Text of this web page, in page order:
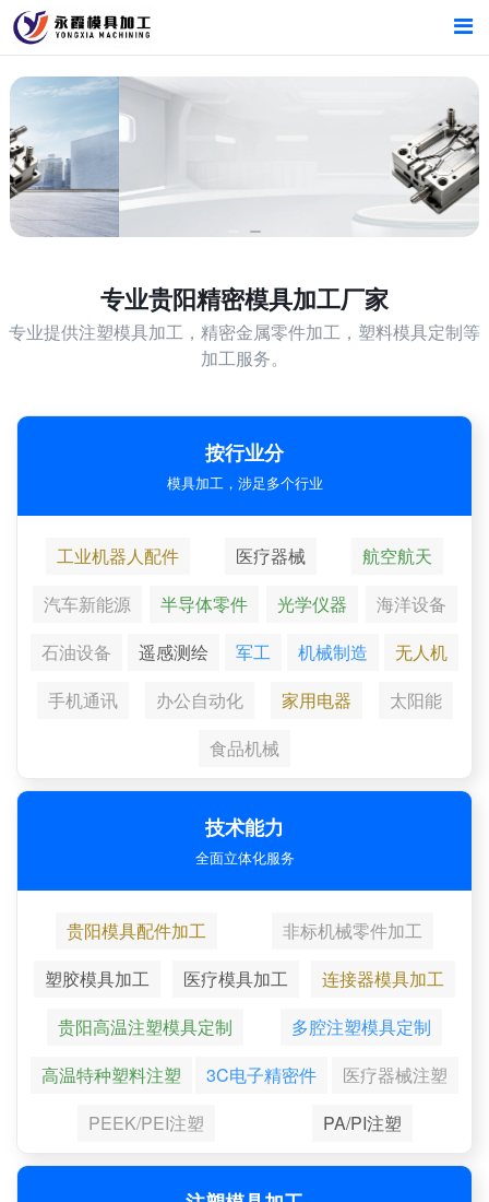
首页
产品中心
新闻中心
首页
产品中心
新闻中心
专业贵阳精密模具加工厂家
专业提供注塑模具加工，精密金属零件加工，塑料模具定制等
加工服务。
按行业分
模具加工，涉足多个行业
工业机器人配件 医疗器械
航空航天
汽车新能源
半导体零件 光学仪器
海洋设备
石油设备
遥感测绘 军工 机械制造
无人机
手机通讯
办公自动化 家用电器
太阳能
食品机械
技术能力
全面立体化服务
贵阳模具配件加工
非标机械零件加工
塑胶模具加工
医疗模具加工
连接器模具加工
贵阳高温注塑模具定制
多腔注塑模具定制
高温特种塑料注塑
3C电子精密件
医疗器械注塑
PEEK/PEI注塑
PA/PI注塑